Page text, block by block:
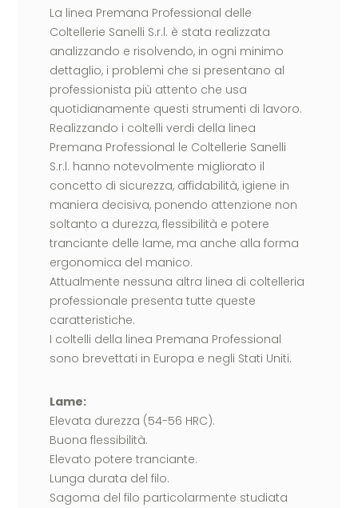
La linea Premana Professional delle
Coltellerie Sanelli S.r.l. è stata realizzata
analizzando e risolvendo, in ogni minimo
dettaglio, i problemi che si presentano al
professionista più attento che usa
quotidianamente questi strumenti di lavoro.
Realizzando i coltelli verdi della linea
Premana Professional le Coltellerie Sanelli
S.r.l. hanno notevolmente migliorato il
concetto di sicurezza, affidabilità, igiene in
maniera decisiva, ponendo attenzione non
soltanto a durezza, flessibilità e potere
tranciante delle lame, ma anche alla forma
ergonomica del manico.
Attualmente nessuna altra linea di coltelleria
professionale presenta tutte queste
caratteristiche.
I coltelli della linea Premana Professional
sono brevettati in Europa e negli Stati Uniti.
Lame:
Elevata durezza (54-56 HRC).
Buona flessibilità.
Elevato potere tranciante.
Lunga durata del filo.
Sagoma del filo particolarmente studiata